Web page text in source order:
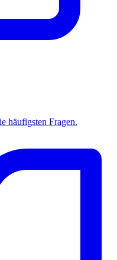
häufigsten Fragen.